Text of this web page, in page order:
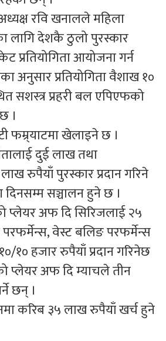
रवि खनालले महिला
लागि देशकै ठुलो पुरस्कार
प्रतियोगिता आयोजना गर्न
अनुसार प्रतियोगिता वैशाख १०
सशस्त्र प्रहरी बल एपिएफको
।
फम्र्याटमा खेलाइने छ ।
दुई लाख तथा
रुपैयाँ पुरस्कार प्रदान गरिने
दिनसम्म सञ्चालन हुने छ ।
प्लेयर अफ दि सिरिजलाई २५
परफर्मेन्स, वेस्ट बलिङ परफर्मेन्स
१० हजार रुपैयाँ प्रदान गरिनेछ
प्लेयर अफ दि म्याचले तीन
छन् ।
करिब ३५ लाख रुपैयाँ खर्च हुने